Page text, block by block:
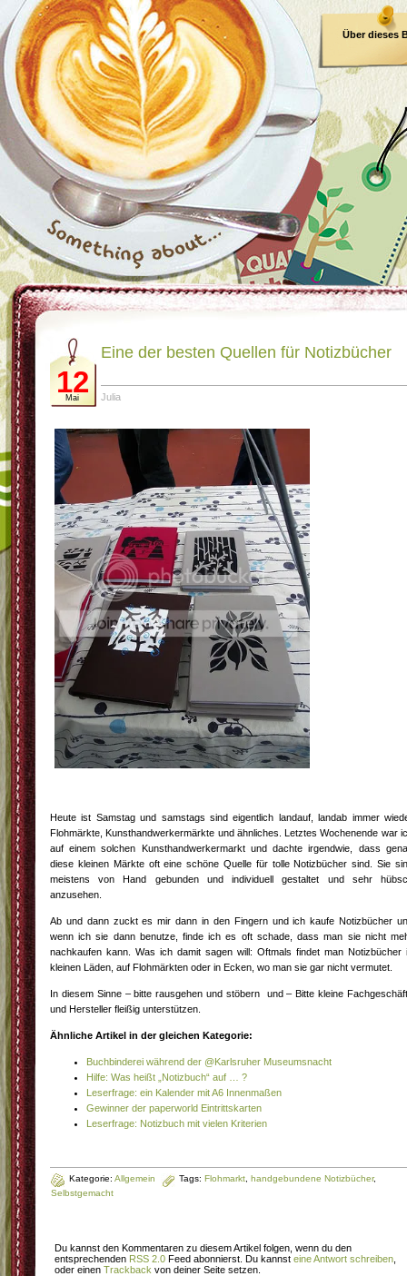
Über dieses
12
Mai
Eine der besten Quellen für Notizbücher
Julia
Heute ist Samstag und samstags sind eigentlich landauf, landab immer
Flohmärkte, Kunsthandwerkermärkte und ähnliches. Letztes Wochenende war
auf einem solchen Kunsthandwerkermarkt und dachte irgendwie, dass
diese kleinen Märkte oft eine schöne Quelle für tolle Notizbücher sind. Sie
meistens von Hand gebunden und individuell gestaltet und sehr
anzusehen.
Ab und dann zuckt es mir dann in den Fingern und ich kaufe Notizbücher
wenn ich sie dann benutze, finde ich es oft schade, dass man sie nicht
nachkaufen kann. Was ich damit sagen will: Oftmals findet man Notizbücher
kleinen Läden, auf Flohmärkten oder in Ecken, wo man sie gar nicht vermutet.
In diesem Sinne – bitte rausgehen und stöbern und – Bitte kleine
und Hersteller fleißig unterstützen.
Ähnliche Artikel in der gleichen Kategorie:
Buchbinderei während der @Karlsruher Museumsnacht
Hilfe: Was heißt „Notizbuch“ auf … ?
Leserfrage: ein Kalender mit A6 Innenmaßen
Gewinner der paperworld Eintrittskarten
Leserfrage: Notizbuch mit vielen Kriterien
Kategorie: Allgemein Tags: Flohmarkt handgebundene Notizbücher,
Selbstgemacht
Du kannst den Kommentaren zu diesem Artikel folgen, wenn du den
entsprechenden RSS 2.0 Feed abonnierst. Du kannst eine Antwort schreiben
oder einen Trackback von deiner Seite setzen.